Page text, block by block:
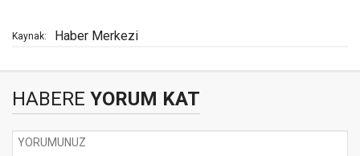
Kaynak: Haber Merkezi
HABERE YORUM KAT